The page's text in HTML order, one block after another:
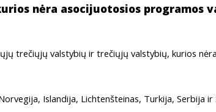
nėra asocijuotosios programos
trečiųjų valstybių ir trečiųjų valstybių, kurios
Islandija, Lichtenšteinas, Turkija, Serbija ir